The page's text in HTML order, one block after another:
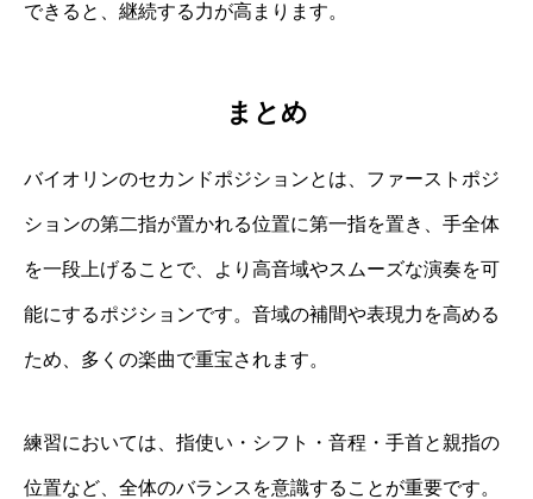
できると、継続する力が高まります。
まとめ
バイオリンのセカンドポジションとは、ファーストポジ
ションの第二指が置かれる位置に第一指を置き、手全体
を一段上げることで、より高音域やスムーズな演奏を可
能にするポジションです。音域の補間や表現力を高める
ため、多くの楽曲で重宝されます。
練習においては、指使い・シフト・音程・手首と親指の
位置など、全体のバランスを意識することが重要です。